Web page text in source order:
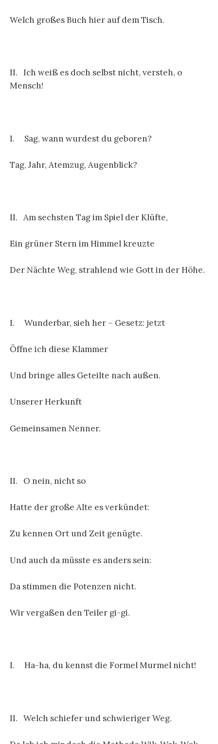
Welch großes Buch hier auf dem Tisch.
II. Ich weiß es doch selbst nicht, versteh, o
Mensch!
I. Sag, wann wurdest du geboren?
Tag, Jahr, Atemzug, Augenblick?
II. Am sechsten Tag im Spiel der Klüfte,
Ein grüner Stern im Himmel kreuzte
Der Nächte Weg, strahlend wie Gott in der Höhe.
I. Wunderbar, sieh her – Gesetz: jetzt
Öffne ich diese Klammer
Und bringe alles Geteilte nach außen.
Unserer Herkunft
Gemeinsamen Nenner.
II. O nein, nicht so
Hatte der große Alte es verkündet:
Zu kennen Ort und Zeit genügte.
Und auch da müsste es anders sein:
Da stimmen die Potenzen nicht.
Wir vergaßen den Teiler gi-gi.
I. Ha-ha, du kennst die Formel Murmel nicht!
II. Welch schiefer und schwieriger Weg.